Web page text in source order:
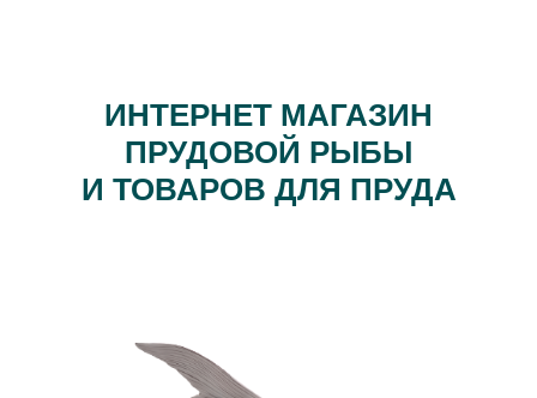
ИНТЕРНЕТ МАГАЗИН
ПРУДОВОЙ РЫБЫ
И ТОВАРОВ ДЛЯ ПРУДА